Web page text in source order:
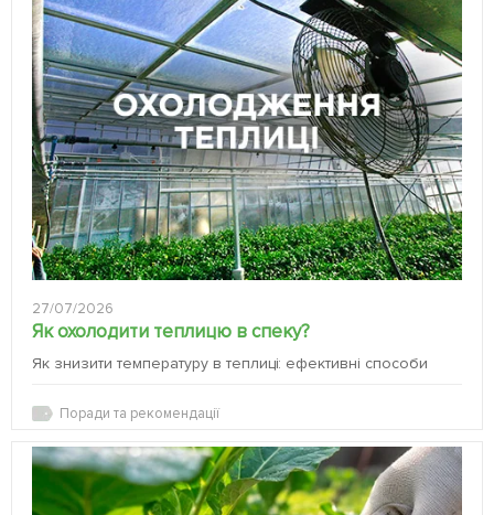
27/07/2026
Як охолодити теплицю в спеку?
Як знизити температуру в теплиці: ефективні способи
Поради та рекомендації